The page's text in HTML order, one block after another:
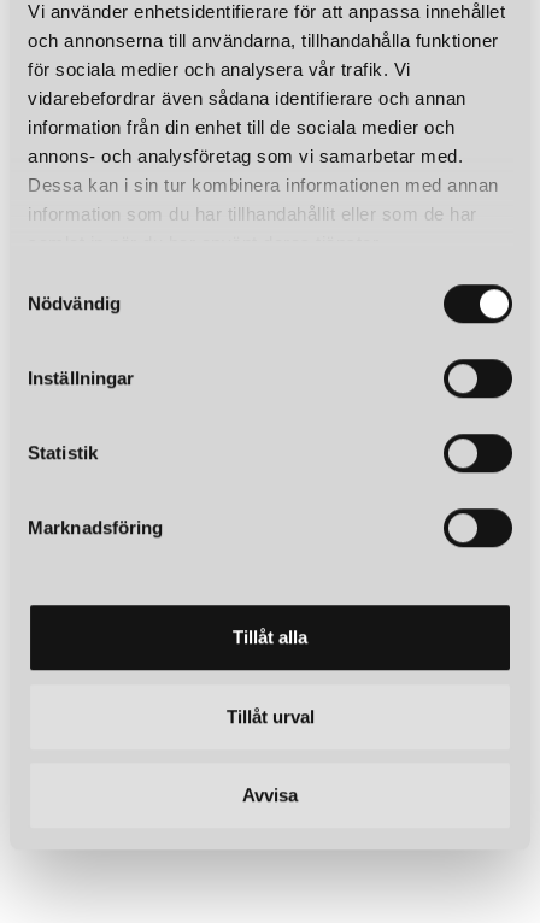
Vi använder enhetsidentifierare för att anpassa innehållet
och annonserna till användarna, tillhandahålla funktioner
för sociala medier och analysera vår trafik. Vi
vidarebefordrar även sådana identifierare och annan
information från din enhet till de sociala medier och
annons- och analysföretag som vi samarbetar med.
Dessa kan i sin tur kombinera informationen med annan
information som du har tillhandahållit eller som de har
Nödvändig
Inställningar
Statistik
Marknadsföring
Tillåt alla
Tillåt urval
Avvisa